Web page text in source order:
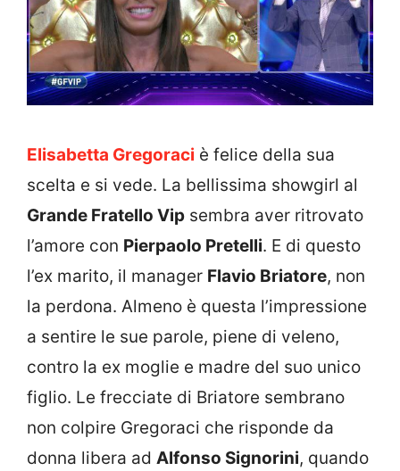
Elisabetta Gregoraci è felice della sua
scelta e si vede. La bellissima showgirl al
Grande Fratello Vip sembra aver ritrovato
l’amore con Pierpaolo Pretelli. E di questo
l’ex marito, il manager Flavio Briatore, non
la perdona. Almeno è questa l’impressione
a sentire le sue parole, piene di veleno,
contro la ex moglie e madre del suo unico
figlio. Le frecciate di Briatore sembrano
non colpire Gregoraci che risponde da
donna libera ad Alfonso Signorini, quando